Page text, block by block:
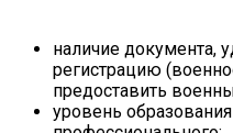
наличие документа,
регистрацию
предоставить
уровень